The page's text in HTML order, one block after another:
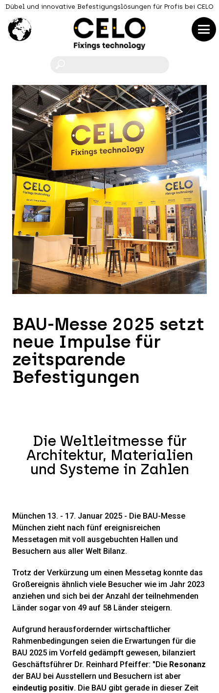
Dübel und innovative Befestigungslösungen für Profis bei CELO
BAU-Messe 2025 setzt
neue Impulse für
zeitsparende
Befestigungen
Die Weltleitmesse für
Architektur, Materialien
und Systeme in Zahlen
München 13. - 17. Januar 2025 - Die BAU-Messe
München zieht nach fünf ereignisreichen
Messetagen mit voll ausgebuchten Hallen und
Besuchern aus aller Welt Bilanz.
Trotz der Verkürzung um einen Messetag konnte das
Großereignis ähnlich viele Besucher wie im Jahr 2023
anziehen und sich bei der Anzahl der teilnehmenden
Länder sogar von 49 auf 58 Länder steigern.
Aufgrund herausfordernder wirtschaftlicher
Rahmenbedingungen seien die Erwartungen für die
BAU 2025 im Vorfeld gedämpft gewesen, bilanziert
Geschäftsführer Dr. Reinhard Pfeiffer: "Die Resonanz
der BAU bei Ausstellern und Besuchern ist aber
eindeutig positiv. Die BAU gibt gerade in dieser Zeit